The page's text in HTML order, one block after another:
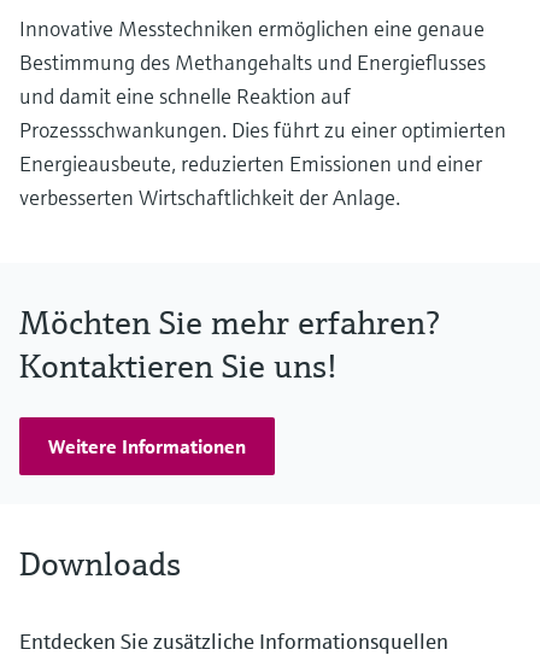
Innovative Messtechniken ermöglichen eine genaue
Bestimmung des Methangehalts und Energieflusses
und damit eine schnelle Reaktion auf
Prozessschwankungen. Dies führt zu einer optimierten
Energieausbeute, reduzierten Emissionen und einer
verbesserten Wirtschaftlichkeit der Anlage.
Möchten Sie mehr erfahren?
Kontaktieren Sie uns!
Weitere Informationen
Downloads
Entdecken Sie zusätzliche Informationsquellen